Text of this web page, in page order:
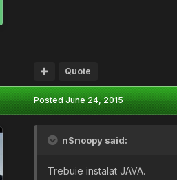
Quote
PostedJune 24, 2015
nSnoopy said:
Trebuie instalat JAVA.